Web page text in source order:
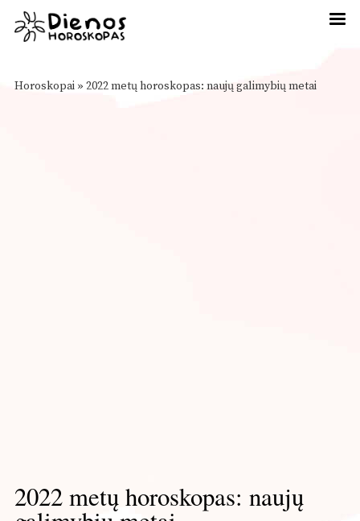
Horoskopai » 2022 metų horoskopas: naujų galimybių metai
2022 metų horoskopas: naujų